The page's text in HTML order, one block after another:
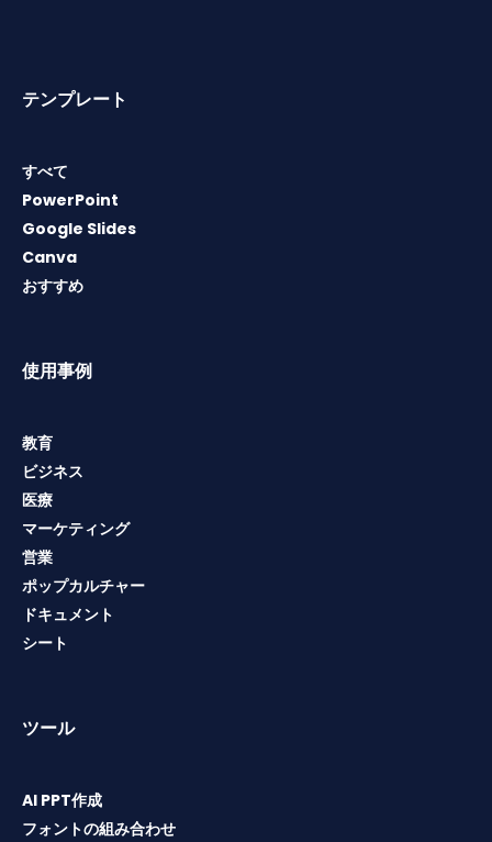
テンプレート
すべて
PowerPoint
Google Slides
Canva
おすすめ
使用事例
教育
ビジネス
医療
マーケティング
営業
ポップカルチャー
ドキュメント
シート
ツール
AI PPT作成
フォントの組み合わせ